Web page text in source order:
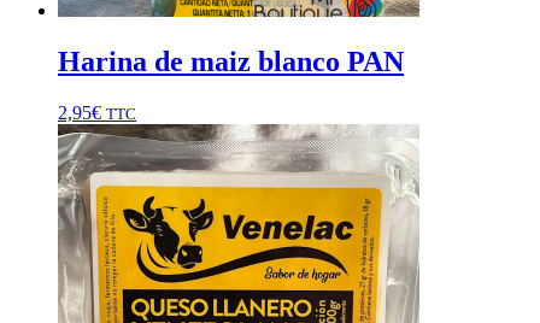
Harina de maiz blanco PAN
2,95€ TTC